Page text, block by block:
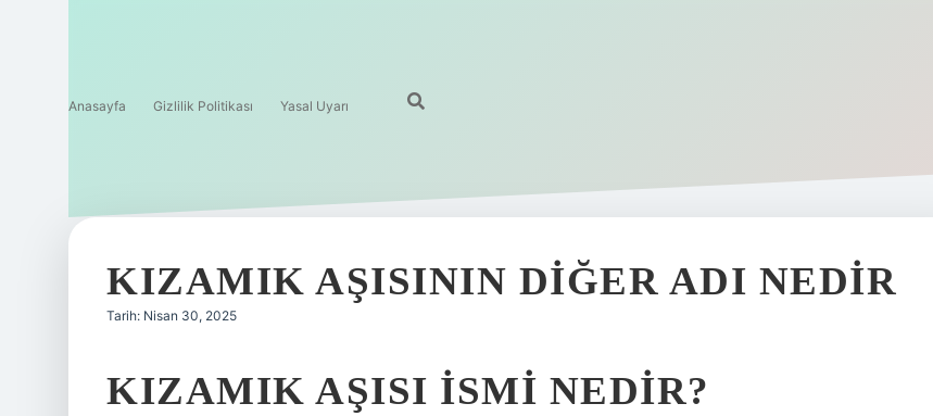
Anasayfa Gizlilik Politikası Yasal Uyarı
KIZAMIK AŞISININ DIĞER ADI NEDIR
Tarih: Nisan 30, 2025
KIZAMIK AŞISI ISMI NEDIR?